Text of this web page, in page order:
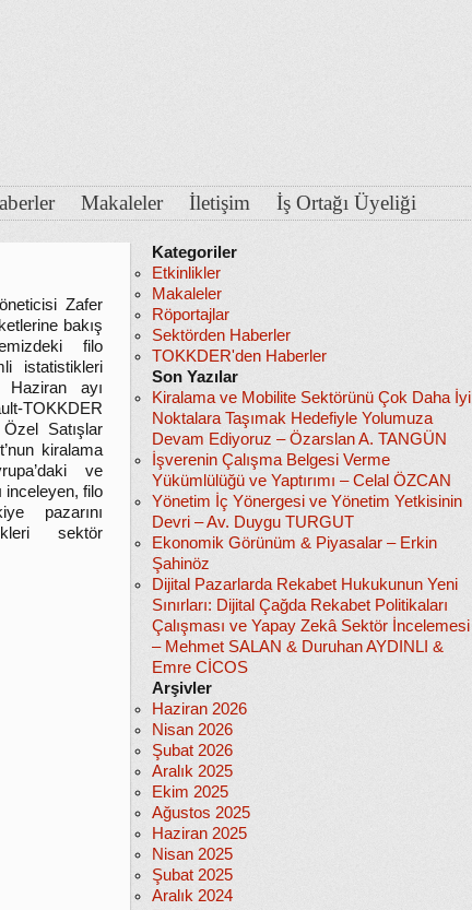
Makaleler İletişim İş Ortağı Üyeliği
Zafer
bakış
filo
istatistikleri
ayı
TOKKDER
Satışlar
kiralama
ve
inceleyen, filo
pazarını
sektör
Kategoriler
Etkinlikler
Makaleler
Röportajlar
Sektörden Haberler
TOKKDER'den Haberler
Son Yazılar
Kiralama ve Mobilite Sektörünü Çok Daha İyi
Noktalara Taşımak Hedefiyle Yolumuza
Devam Ediyoruz – Özarslan A. TANGÜN
İşverenin Çalışma Belgesi Verme
Yükümlülüğü ve Yaptırımı – Celal ÖZCAN
Yönetim İç Yönergesi ve Yönetim Yetkisinin
Devri – Av. Duygu TURGUT
Ekonomik Görünüm & Piyasalar – Erkin
Şahinöz
Dijital Pazarlarda Rekabet Hukukunun Yeni
Sınırları: Dijital Çağda Rekabet Politikaları
Çalışması ve Yapay Zekâ Sektör İncelemesi
– Mehmet SALAN & Duruhan AYDINLI &
Emre CİCOS
Arşivler
Haziran 2026
Nisan 2026
Şubat 2026
Aralık 2025
Ekim 2025
Ağustos 2025
Haziran 2025
Nisan 2025
Şubat 2025
Aralık 2024